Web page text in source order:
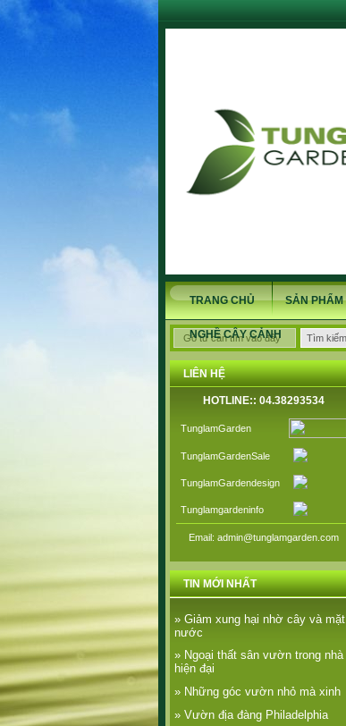
TRANG CHỦ SẢN PHẨM
NGHỀ CÂY CẢNH
LIÊN HỆ
HOTLINE:: 04.38293534
TunglamGarden
TunglamGardenSale
TunglamGardendesign
Tunglamgardeninfo
Email: admin@tunglamgarden.com
TIN MỚI NHẤT
» Giảm xung hại nhờ cây và mặt
nước
» Ngoại thất sân vườn trong nhà
hiện đại
» Những góc vườn nhỏ mà xinh
» Vườn địa đàng Philadelphia